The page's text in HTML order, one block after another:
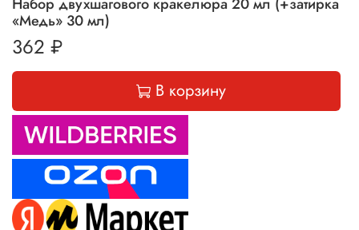
«Медь» 30 мл)
362 ₽
В корзину